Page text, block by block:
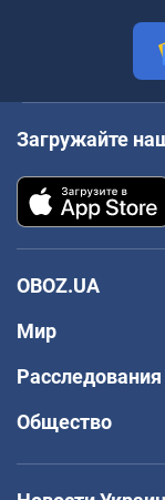
Загружайте
OBOZ.UA
Мир
Расследования
Общество